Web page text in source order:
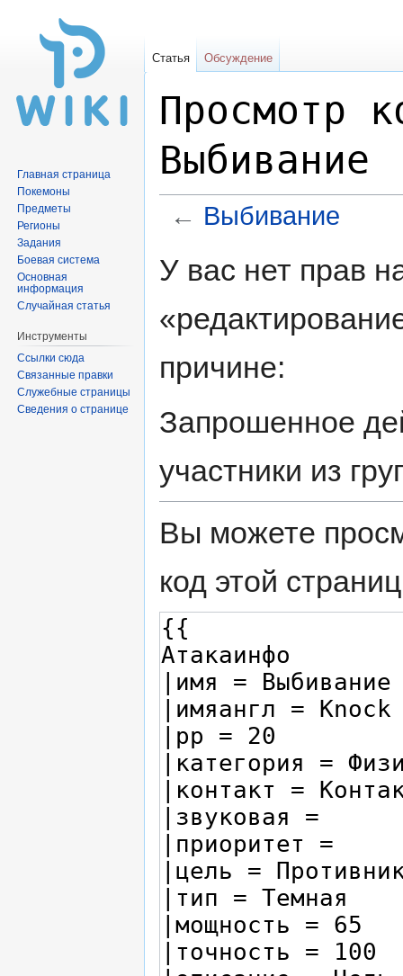
Просмотр
Выбивание
← Выбивание
кк
У вас нет прав
причине:
Запрошенное
участники из
Вы можете
код этой
Статья Обсуждение
Главная страница
Покемоны
Предметы
Регионы
Задания
Боевая система
Основная
информация
Случайная статья
Инструменты
Ссылки сюда
Связанные правки
Служебные страницы
Сведения о странице